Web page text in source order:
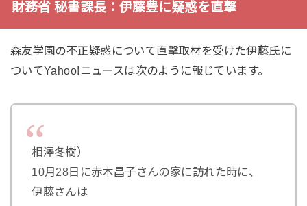
財務省 秘書課長：伊藤豊に疑惑を直撃
森友学園の不正疑惑について直撃取材を受けた伊藤氏に
ついてYahoo!ニュースは次のように報じています。
相澤冬樹）
10月28日に赤木昌子さんの家に訪れた時に、
伊藤さんは